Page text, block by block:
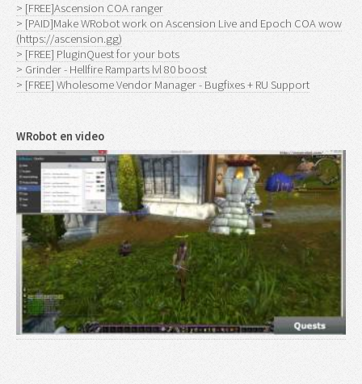
> [FREE]Ascension COA ranger
> [PAID]Make WRobot work on Ascension Live and Epoch COA wow
(https://ascension.gg)
> [FREE] PluginQuest for your bots
> Grinder - Hellfire Ramparts lvl 80 boost
> [FREE] Wholesome Vendor Manager - Bugfixes + RU Support
WRobot en video